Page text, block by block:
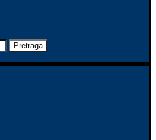
Pretraga